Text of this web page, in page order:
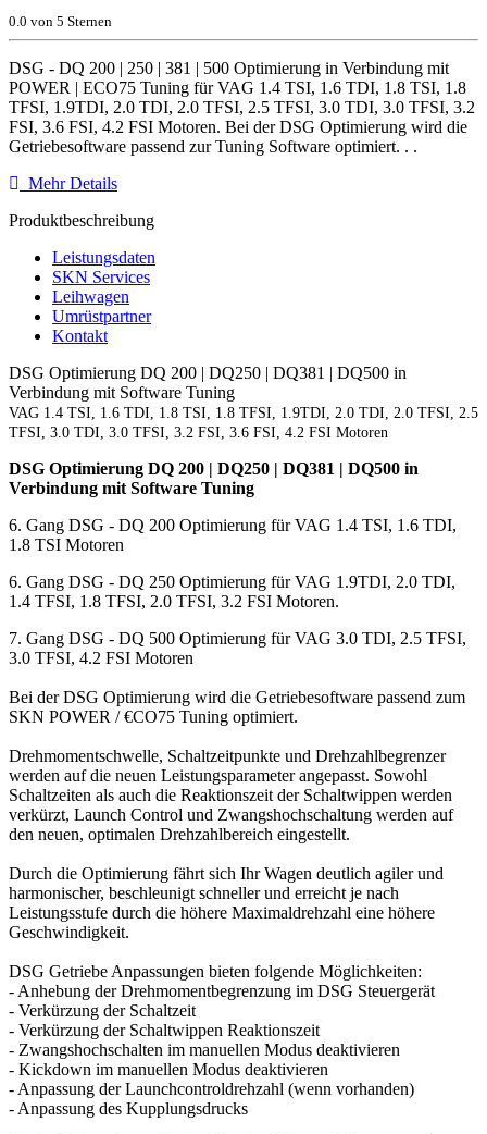
0.0 von 5 Sternen
DSG - DQ 200 | 250 | 381 | 500 Optimierung in Verbindung mit
POWER | ECO75 Tuning für VAG 1.4 TSI, 1.6 TDI, 1.8 TSI, 1.8
TFSI, 1.9TDI, 2.0 TDI, 2.0 TFSI, 2.5 TFSI, 3.0 TDI, 3.0 TFSI, 3.2
FSI, 3.6 FSI, 4.2 FSI Motoren. Bei der DSG Optimierung wird die
Getriebesoftware passend zur Tuning Software optimiert. . .
Mehr Details
Produktbeschreibung
Leistungsdaten
SKN Services
Leihwagen
Umrüstpartner
Kontakt
DSG Optimierung DQ 200 | DQ250 | DQ381 | DQ500 in
Verbindung mit Software Tuning
VAG 1.4 TSI, 1.6 TDI, 1.8 TSI, 1.8 TFSI, 1.9TDI, 2.0 TDI, 2.0 TFSI, 2.5
TFSI, 3.0 TDI, 3.0 TFSI, 3.2 FSI, 3.6 FSI, 4.2 FSI Motoren
DSG Optimierung DQ 200 | DQ250 | DQ381 | DQ500 in
Verbindung mit Software Tuning
6. Gang DSG - DQ 200 Optimierung für VAG 1.4 TSI, 1.6 TDI,
1.8 TSI Motoren​
6. Gang DSG - DQ 250 Optimierung für VAG 1.9TDI, 2.0 TDI,
1.4 TFSI, 1.8 TFSI, 2.0 TFSI, 3.2 FSI Motoren.
7. Gang DSG - DQ 500 Optimierung für VAG 3.0 TDI, 2.5 TFSI,
3.0 TFSI, 4.2 FSI Motoren
Bei der DSG Optimierung wird die Getriebesoftware passend zum
SKN POWER / €CO75 Tuning optimiert.
Drehmomentschwelle, Schaltzeitpunkte und Drehzahlbegrenzer
werden auf die neuen Leistungsparameter angepasst. Sowohl
Schaltzeiten als auch die Reaktionszeit der Schaltwippen werden
verkürzt, Launch Control und Zwangshochschaltung werden auf
den neuen, optimalen Drehzahlbereich eingestellt.
Durch die Optimierung fährt sich Ihr Wagen deutlich agiler und
harmonischer, beschleunigt schneller und erreicht je nach
Leistungsstufe durch die höhere Maximaldrehzahl eine höhere
Geschwindigkeit.
DSG Getriebe Anpassungen bieten folgende Möglichkeiten:
- Anhebung der Drehmomentbegrenzung im DSG Steuergerät
- Verkürzung der Schaltzeit
- Verkürzung der Schaltwippen Reaktionszeit
- Zwangshochschalten im manuellen Modus deaktivieren
- Kickdown im manuellen Modus deaktivieren
- Anpassung der Launchcontroldrehzahl (wenn vorhanden)
- Anpassung des Kupplungsdrucks